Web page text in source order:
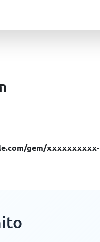
gem/xxxxxxxxxx-